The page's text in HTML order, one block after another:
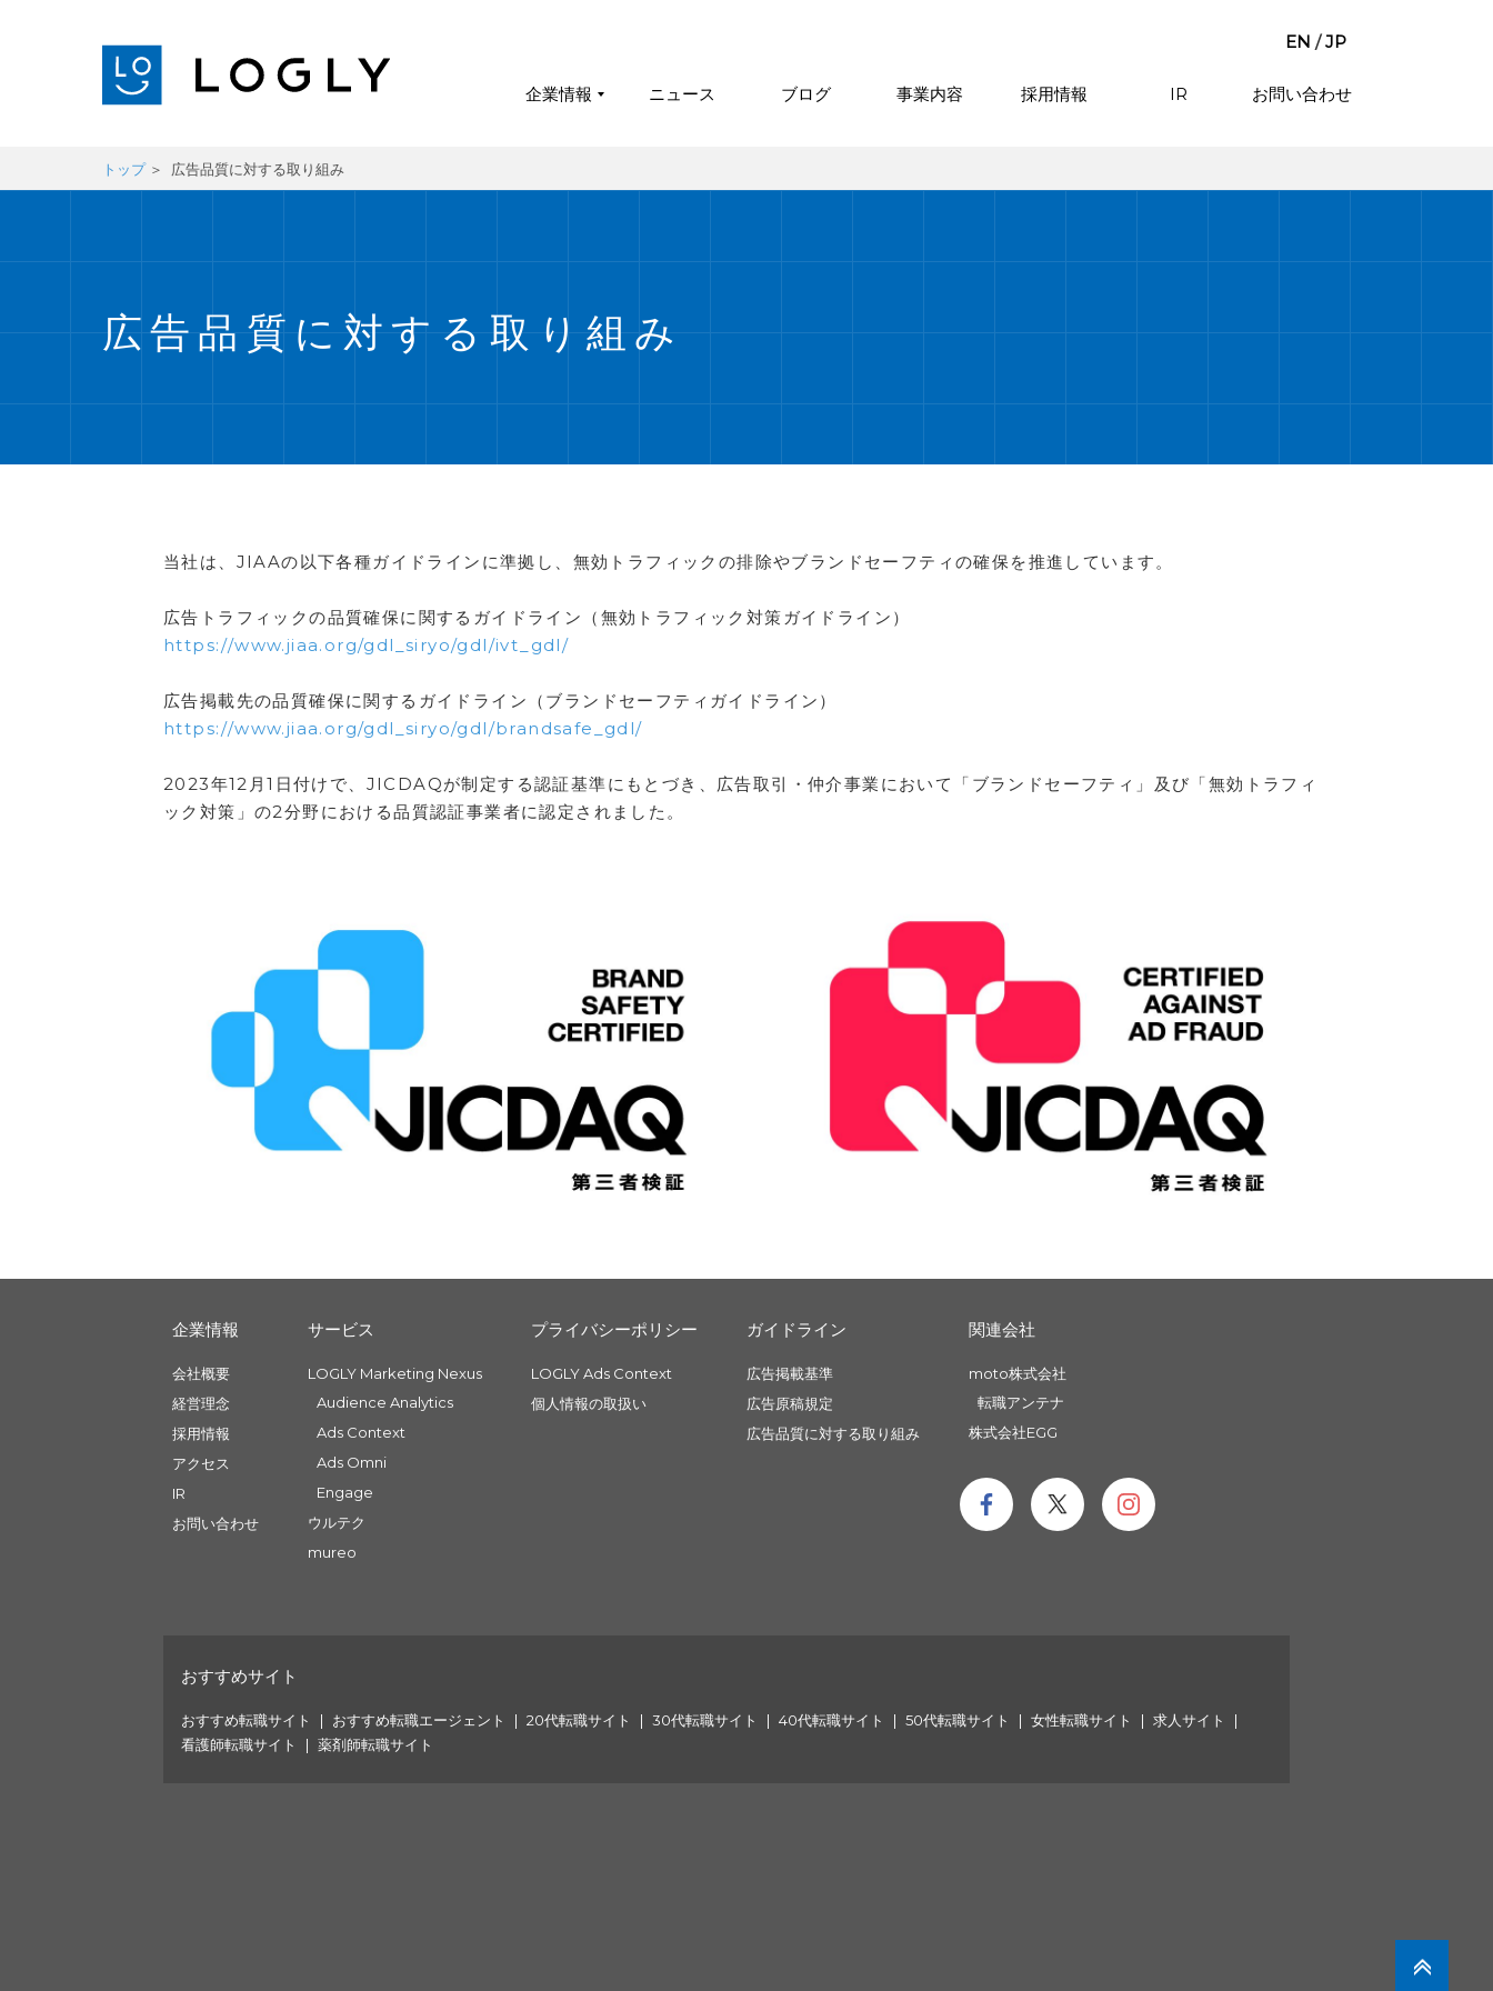
EN /JP
企業情報 ニュース ブログ 事業内容 採用情報 IR お問い合わせ
トップ 広告品質に対する取り組み
広告品質に対する取り組み
当社は、JIAAの以下各種ガイドラインに準拠し、無効トラフィックの排除やブランドセーフティの確保を推進しています。
広告トラフィックの品質確保に関するガイドライン（無効トラフィック対策ガイドライン）
https://www.jiaa.org/gdl_siryo/gdl/ivt_gdl/
広告掲載先の品質確保に関するガイドライン（ブランドセーフティガイドライン）
https://www.jiaa.org/gdl_siryo/gdl/brandsafe_gdl/
2023年12月1日付けで、JICDAQが制定する認証基準にもとづき、広告取引・仲介事業において「ブランドセーフティ」及び「無効トラフィ
ック対策」の2分野における品質認証事業者に認定されました。
企業情報
会社概要
経営理念
採用情報
アクセス
IR
お問い合わせ
サービス
LOGLY Marketing Nexus
Audience Analytics
Ads Context
Ads Omni
Engage
ウルテク
mureo
プライバシーポリシー
LOGLY Ads Context
個人情報の取扱い
ガイドライン
広告掲載基準
広告原稿規定
広告品質に対する取り組み
関連会社
moto株式会社
転職アンテナ
株式会社EGG
おすすめサイト
おすすめ転職サイト おすすめ転職エージェント 20代転職サイト 30代転職サイト 40代転職サイト 50代転職サイト 女性転職サイト
求人サイト
看護師転職サイト
薬剤師転職サイト